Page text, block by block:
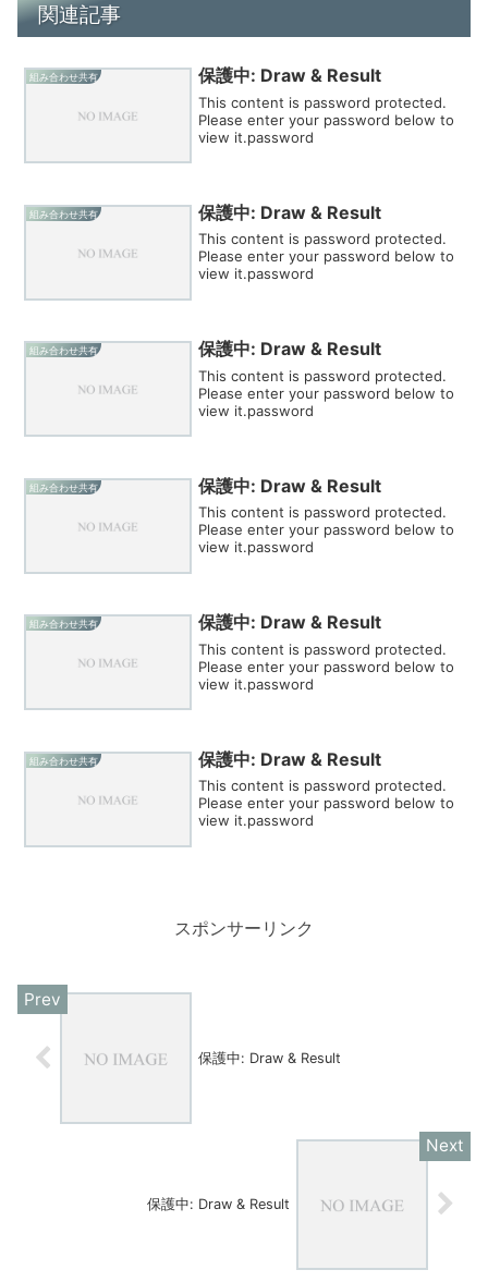
関連記事
組み合わせ共有 保護中: Draw & Result
This content is password protected.
Please enter your password below to
view it.password
組み合わせ共有 保護中: Draw & Result
This content is password protected.
Please enter your password below to
view it.password
組み合わせ共有 保護中: Draw & Result
This content is password protected.
Please enter your password below to
view it.password
組み合わせ共有 保護中: Draw & Result
This content is password protected.
Please enter your password below to
view it.password
組み合わせ共有 保護中: Draw & Result
This content is password protected.
Please enter your password below to
view it.password
組み合わせ共有 保護中: Draw & Result
This content is password protected.
Please enter your password below to
view it.password
スポンサーリンク
保護中: Draw & Result
保護中: Draw & Result